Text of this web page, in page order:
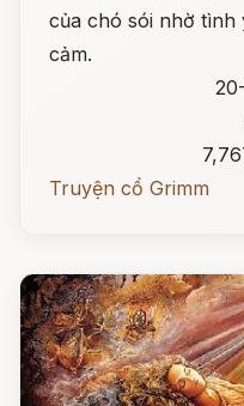
của chó sói nhờ tình
cảm.
Truyện cổ Grimm